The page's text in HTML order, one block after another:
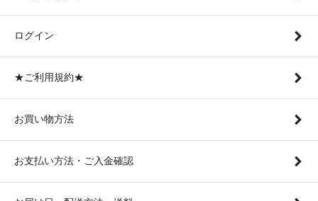
ログイン
★ご利用規約★
お買い物方法
お支払い方法・ご入金確認